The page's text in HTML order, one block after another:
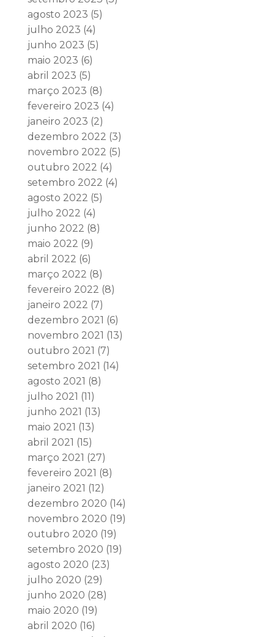
agosto 2023 (5)
julho 2023 (4)
junho 2023 (5)
maio 2023 (6)
abril 2023 (5)
março 2023 (8)
fevereiro 2023 (4)
janeiro 2023 (2)
dezembro 2022 (3)
novembro 2022 (5)
outubro 2022 (4)
setembro 2022 (4)
agosto 2022 (5)
julho 2022 (4)
junho 2022 (8)
maio 2022 (9)
abril 2022 (6)
março 2022 (8)
fevereiro 2022 (8)
janeiro 2022 (7)
dezembro 2021 (6)
novembro 2021 (13)
outubro 2021 (7)
setembro 2021 (14)
agosto 2021 (8)
julho 2021 (11)
junho 2021 (13)
maio 2021 (13)
abril 2021 (15)
março 2021 (27)
fevereiro 2021 (8)
janeiro 2021 (12)
dezembro 2020 (14)
novembro 2020 (19)
outubro 2020 (19)
setembro 2020 (19)
agosto 2020 (23)
julho 2020 (29)
junho 2020 (28)
maio 2020 (19)
abril 2020 (16)